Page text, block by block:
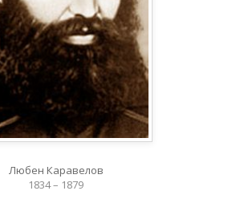
Любен Каравелов
1834 – 1879